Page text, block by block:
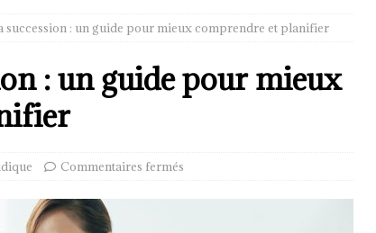
succession : un guide pour mieux comprendre et planifier
: un guide pour mieux
Commentaires fermés